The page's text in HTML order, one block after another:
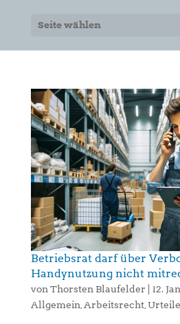
Seite wählen
Betriebsrat darf über
Handynutzung nicht
vonThorsten Blaufelder 12.
Allgemein,Arbeitsrecht,